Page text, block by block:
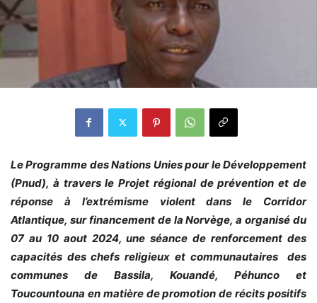
Le Programme des Nations Unies pour le Développement
(Pnud), à travers le Projet régional de prévention et de
réponse à l’extrémisme violent dans le Corridor
Atlantique, sur financement de la Norvège, a organisé du
07 au 10 aout 2024, une séance de renforcement des
capacités des chefs religieux et communautaires des
communes de Bassila, Kouandé, Péhunco et
Toucountouna en matière de promotion de récits positifs